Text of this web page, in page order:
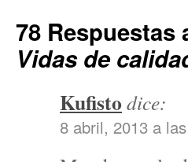
78 Respuestas
Vidas de
Kufisto dice:
8 abril, 2013 a